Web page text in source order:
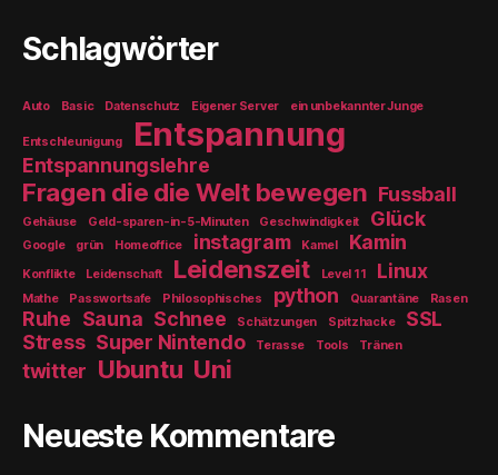
Schlagwörter
Auto Basic Datenschutz Eigener Server ein unbekannter Junge
Entschleunigung Entspannung
Entspannungslehre
Fragen die die Welt bewegen Fussball
Gehäuse Geld-sparen-in-5-Minuten Geschwindigkeit Glück
Google grün Homeoffice instagram Kamel Kamin
Konflikte Leidenschaft Leidenszeit Level 11 Linux
Mathe Passwortsafe Philosophisches python Quarantäne Rasen
Ruhe Sauna Schnee Schätzungen Spitzhacke
SSL
Stress Super Nintendo Terasse Tools Tränen
twitter Ubuntu Uni
Neueste Kommentare